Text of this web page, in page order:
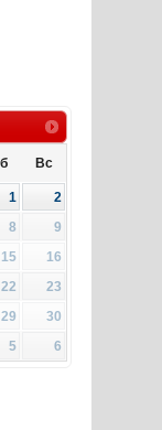
Вс
1
2
8
9
15
16
22
23
29
30
5 6